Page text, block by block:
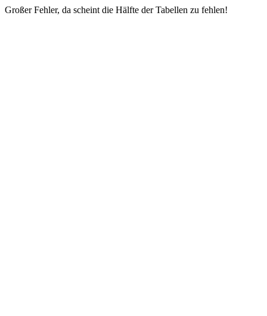
Großer Fehler, da scheint die Hälfte der Tabellen zu fehlen!